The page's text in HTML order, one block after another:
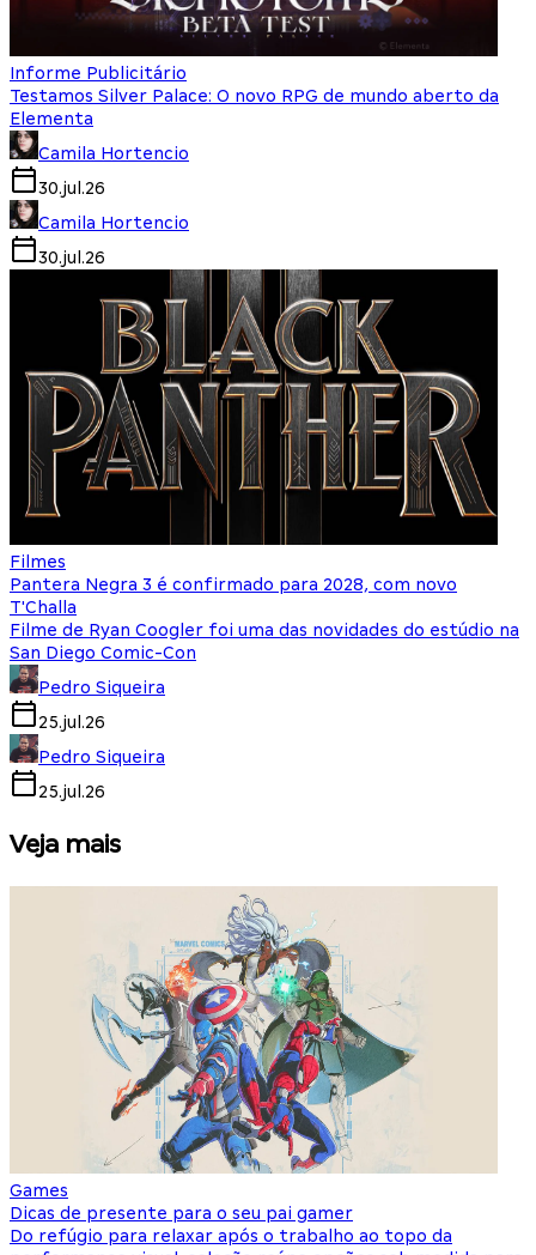
Informe Publicitário
Testamos Silver Palace: O novo RPG de mundo aberto da
Elementa
Camila Hortencio
30.jul.26
Camila Hortencio
30.jul.26
Filmes
Pantera Negra 3 é confirmado para 2028, com novo
T'Challa
Filme de Ryan Coogler foi uma das novidades do estúdio na
San Diego Comic-Con
Pedro Siqueira
25.jul.26
Pedro Siqueira
25.jul.26
Veja mais
Games
Dicas de presente para o seu pai gamer
Do refúgio para relaxar após o trabalho ao topo da